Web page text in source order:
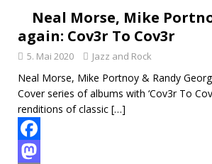
o
o
k
o
d
o
n
i
l
i
l
e
n
Neal Morse, Mike
again: Cov3r To Cov3r
5. Mai 2020 Jazz and Rock
Neal Morse, Mike Portnoy & Randy
Cover series of albums with ‘Cov3r To
renditions of classic […]
F